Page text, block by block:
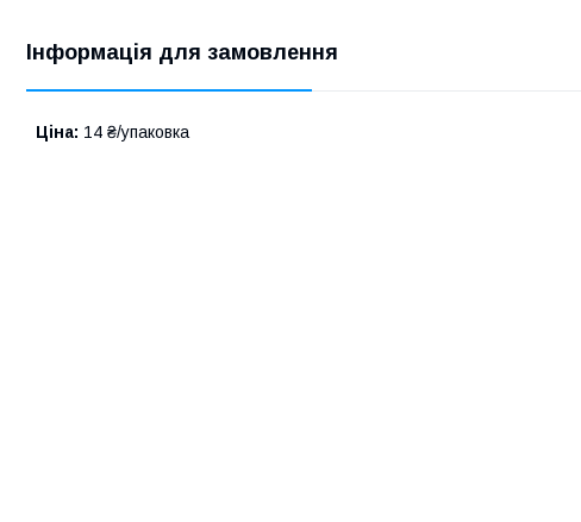
Інформація для замовлення
Ціна: 14 ₴/упаковка